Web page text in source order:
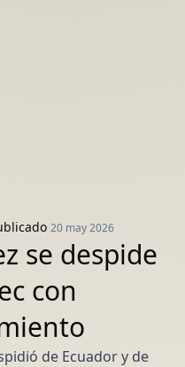
20 may 2026
se despide
con
de Ecuador y de